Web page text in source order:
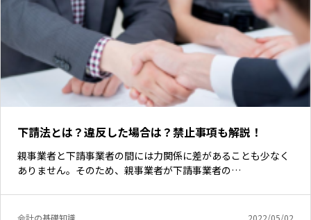
下請法とは？違反した場合は？禁止事項も解説！
親事業者と下請事業者の間には力関係に差があることも少なく
ありません。そのため、親事業者が下請事業者の…